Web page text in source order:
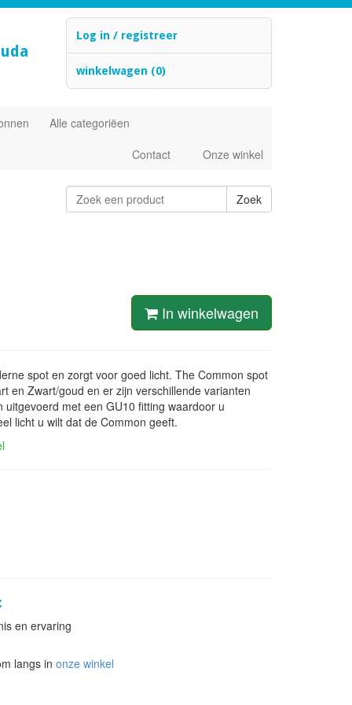
Log in / registreer
winkelwagen (0)
Alle categoriëen
Contact
Onze winkel
In winkelwagen
spot en zorgt voor goed licht. The Common spot
en Zwart/goud en er zijn verschillende varianten
uitgevoerd met een GU10 fitting waardoor u
licht u wilt dat de Common geeft.
en ervaring
langs in onze winkel